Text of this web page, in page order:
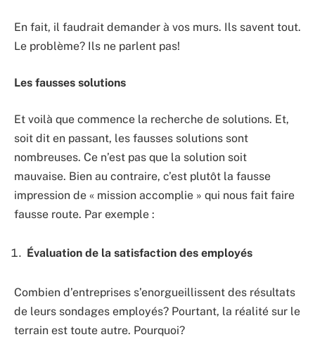
En fait, il faudrait demander à vos murs. Ils savent tout.
Le problème? Ils ne parlent pas!
Les fausses solutions
Et voilà que commence la recherche de solutions. Et,
soit dit en passant, les fausses solutions sont
nombreuses. Ce n’est pas que la solution soit
mauvaise. Bien au contraire, c’est plutôt la fausse
impression de « mission accomplie » qui nous fait faire
fausse route. Par exemple :
Évaluation de la satisfaction des employés
Combien d’entreprises s’enorgueillissent des résultats
de leurs sondages employés? Pourtant, la réalité sur le
terrain est toute autre. Pourquoi?